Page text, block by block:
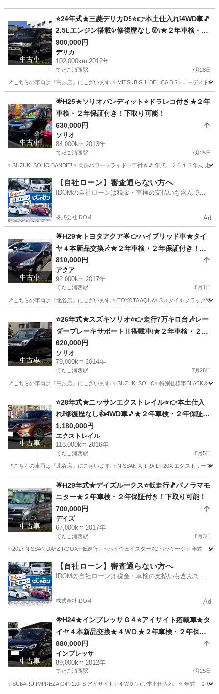
中古車
⭐24年式★三菱デリカD5⭐👉本土仕入れ❕4WD車🎵
2.5Lエンジン搭載✨修復歴なし😲❕★２年車検・２
年保証付き！下取り可能！
900,000円
デリカ
102,000km 2012年
てだこ浦西駅 7月28日
📍こちらの車両は『高原店』にございます❕ ✨MITSUBISHI DELICA D:5✨ローデスト
てだこ浦西駅 デリカ エンジン
中古車
🌟H25★ソリオバンディット⭐ドラレコ付き★２年
車検・２年保証付き！下取り可能！
630,000円
ソリオ
84,000km 2013年
てだこ浦西駅 7月25日
✨SUZUKI SOLIO BANDIT!!✨両側パワースライドドア付き🎵 年式 ２０１３年式
沖縄 沖縄市 てだこ浦西駅 ソリオ SUZUKI
【自社ローン】審査通らない方へ
IDOMの自社ローンは税金・車検の支払いも含んでい
株式会社IDOM Ad
中古車
🌟H29★トヨタアクア🌟👉ハイブリッド車★タイ
ヤ４本新品交換🎶★２年車検・２年保証付き！下
取り可能♪
810,000円
アクア
92,000km 2017年
てだこ浦西駅 8月1日
📍こちらの車両は『北谷店』にございます❕ ✨TOYOTA AQUA✨Sスタイルブラ
てだこ浦西駅 アクア トヨタアクア
中古車
⭐26年式★スズキソリオ⭐👉走行7万キロ台🎶レー
ダーブレーキサポートⅡ搭載車❕★２年車検・２年
保証付き！下取り可能！
620,000円
ソリオ
79,000km 2014年
てだこ浦西駅 7月28日
📍こちらの車両は『高原店』にございます❕ ✨SUZUKI SOLIO✨特別仕様車BLACK
てだこ浦西駅 ソリオ 車両
中古車
⭐28年式★ニッサンエクストレイル⭐👉本土仕入
れ❕修復歴なし👍4WD車🎵★２年車検・２年保証付
き！下取り可能！
1,180,000円
エクストレイル
113,000km 2016年
てだこ浦西駅 8月5日
📍こちらの車両は『北谷店』にございます❕ ✨NISSAN X-TRAIL✨20X エクストリー
てだこ浦西駅 エクストレイル 日産自動車
中古車
🌟H29年式★デイズルークス⭐低走行🎵パノラマモ
ニター★２年車検・２年保証付き！下取り可能！
700,000円
デイズ
67,000km 2017年
てだこ浦西駅 8月3日
✨2017 NISSAN DAYZ ROOX✨低走行！✨ハイウェイスターXGパッケージ✨ 年
沖縄 沖縄市 てだこ浦西駅 デイズ スライドドア
【自社ローン】審査通らない方へ
IDOMの自社ローンは税金・車検の支払いも含んでい
株式会社IDOM Ad
中古車
🌟H24★インプレッサＧ４⭐アイサイト搭載車★タ
イヤ４本新品交換★４ＷＤ★２年車検・２年保証
付き！下取り可能！
880,000円
インプレッサ
89,000km 2012年
てだこ浦西駅 7月25日
✨SUBARU IMPREZA G4✨2.0i-S アイサイト✨４ＷＤ✨ 👉本土仕入れ！⭐ 年式